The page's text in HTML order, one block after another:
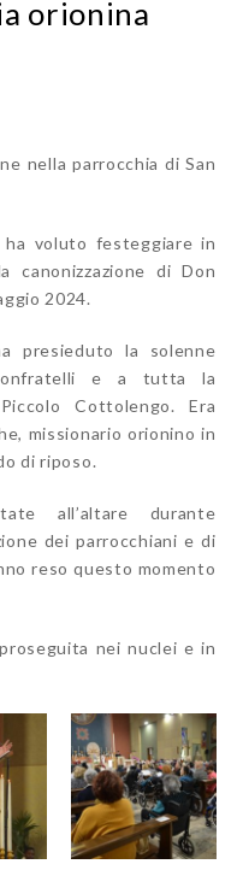
orionina
nella parrocchia di San
ha voluto festeggiare in
canonizzazione di Don
2024.
presieduto la solenne
e a tutta la
Cottolengo. Era
missionario orionino in
di riposo.
all’altare durante
dei parrocchiani e di
reso questo momento
nei nuclei e in